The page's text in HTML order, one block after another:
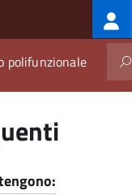
polifunzionale